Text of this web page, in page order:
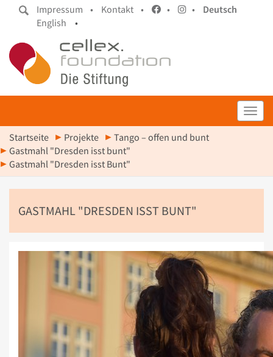
Impressum • Kontakt • • •
Deutsch
English
•
Startseite Projekte
Tango – offen und bunt
Gastmahl "Dresden isst bunt"
Gastmahl "Dresden isst Bunt"
GASTMAHL "DRESDEN ISST BUNT"